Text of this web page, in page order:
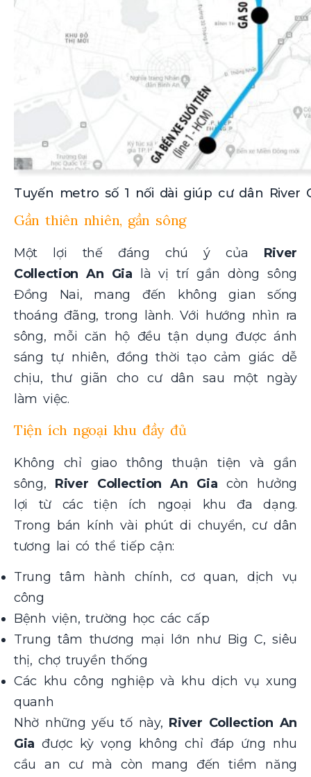
Tuyến metro số 1 nối dài giúp cư dân
Gần thiên nhiên, gần sông
Một lợi thế đáng chú ý của River
Collection An Gia là vị trí gần dòng sông
Đồng Nai, mang đến không gian sống
thoáng đãng, trong lành. Với hướng nhìn ra
sông, mỗi căn hộ đều tận dụng được ánh
sáng tự nhiên, đồng thời tạo cảm giác dễ
chịu, thư giãn cho cư dân sau một ngày
làm việc.
Tiện ích ngoại khu đầy đủ
Không chỉ giao thông thuận tiện và gần
sông, River Collection An Gia còn hưởng
lợi từ các tiện ích ngoại khu đa dạng.
Trong bán kính vài phút di chuyển, cư dân
tương lai có thể tiếp cận:
Trung tâm hành chính, cơ quan, dịch vụ
công
Bệnh viện, trường học các cấp
Trung tâm thương mại lớn như Big C, siêu
thị, chợ truyền thống
Các khu công nghiệp và khu dịch vụ xung
quanh
Nhờ những yếu tố này, River Collection An
Gia được kỳ vọng không chỉ đáp ứng nhu
cầu an cư mà còn mang đến tiềm năng